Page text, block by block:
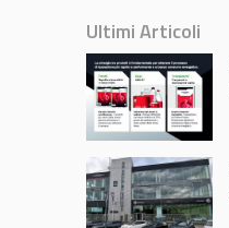
Ultimi Articoli